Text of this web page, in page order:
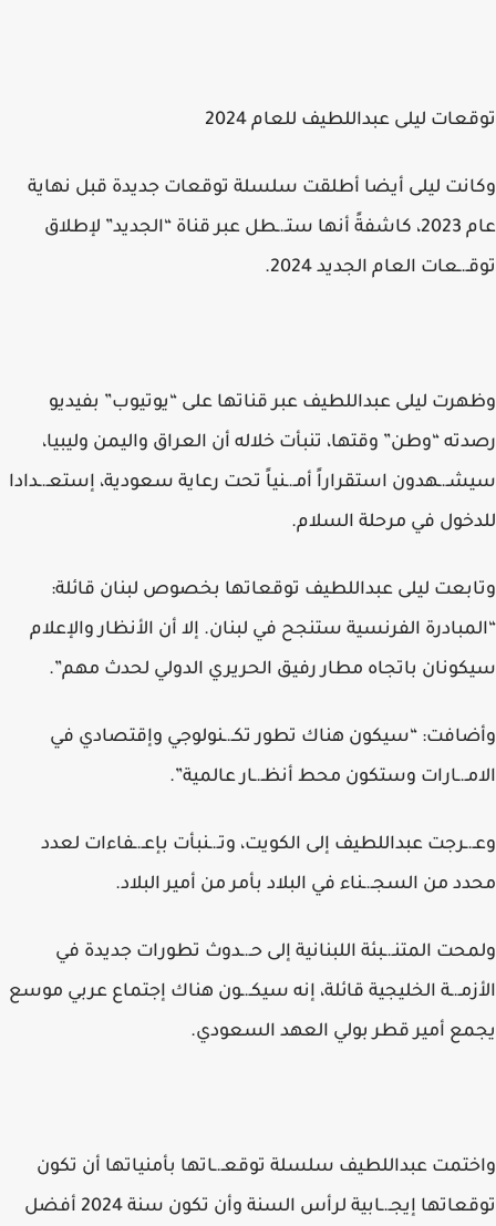
توقعات ليلى عبداللطيف للعام 2024
وكانت ليلى أيضا أطلقت سلسلة توقعات جديدة قبل نهاية
عام 2023، كاشفةً أنها ستـ.ـطل عبر قناة “الجديد” لإطلاق
توقـ.ـعات العام الجديد 2024.
وظهرت ليلى عبداللطيف عبر قناتها على “يوتيوب” بفيديو
رصدته “وطن” وقتها، تنبأت خلاله أن العراق واليمن وليبيا،
سيشـ.ـهدون استقراراً أمـ.ـنياً تحت رعاية سعودية، إستعـ.ـدادا
للدخول في مرحلة السلام.
وتابعت ليلى عبداللطيف توقعاتها بخصوص لبنان قائلة:
“المبادرة الفرنسية ستنجح في لبنان. إلا أن الأنظار والإعلام
سيكونان باتجاه مطار رفيق الحريري الدولي لحدث مهم”.
وأضافت: “سيكون هناك تطور تكـ.ـنولوجي وإقتصادي في
الامـ.ـارات وستكون محط أنظـ.ـار عالمية”.
وعـ.ـرجت عبداللطيف إلى الكويت، وتـ.ـنبأت بإعـ.ـفاءات لعدد
محدد من السجـ.ـناء في البلاد بأمر من أمير البلاد.
ولمحت المتنـ.ـبئة اللبنانية إلى حـ.ـدوث تطورات جديدة في
الأزمـ.ـة الخليجية قائلة، إنه سيكـ.ـون هناك إجتماع عربي موسع
يجمع أمير قطر بولي العهد السعودي.
واختمت عبداللطيف سلسلة توقعـ.ـاتها بأمنياتها أن تكون
توقعاتها إيجـ.ـابية لرأس السنة وأن تكون سنة 2024 أفضل